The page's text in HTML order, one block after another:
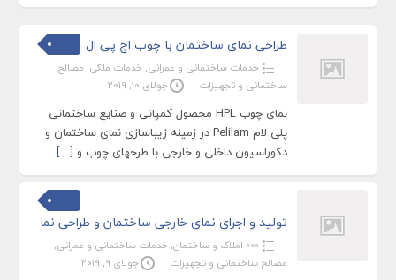
طراحی نمای ساختمان با چوب اچ پی ال
خدمات ساختمانی و عمرانی, خدمات ملکی, مصالح
ساختمانی و تجهیزات
جولای 10, 2019
نمای چوب HPL محصول کمپانی و صنایع ساختمانی
پلی لام Pelilam در زمینه زیباسازی نمای ساختمان و
دکوراسیون داخلی و خارجی با طرحهای چوب و […]
تولید و اجرای نمای خارجی ساختمان و طراحی نما
»»» املاک و ساختمان, خدمات ساختمانی و عمرانی,
مصالح ساختمانی و تجهیزات
جولای 9, 2019